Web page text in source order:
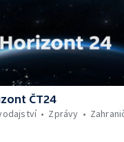
ČT24
Zprávy